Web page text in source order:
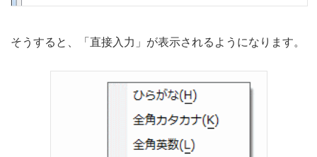
そうすると、「直接入力」が表示されるようになります。